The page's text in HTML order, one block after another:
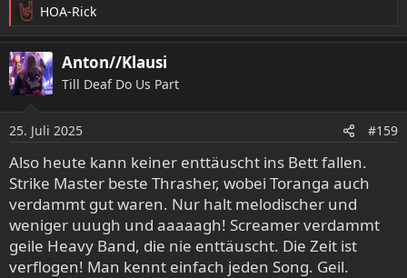
R
e
a
k
t
n
e
n
:
HOA-Rick
Anton//Klausi
Till Deaf Do Us Part
25. Juli 2025 #159
Also heute kann keiner enttäuscht ins Bett fallen.
Strike Master beste Thrasher, wobei Toranga auch
verdammt gut waren. Nur halt melodischer und
weniger uuugh und aaaaagh! Screamer verdammt
geile Heavy Band, die nie enttäuscht. Die Zeit ist
verflogen! Man kennt einfach jeden Song. Geil.